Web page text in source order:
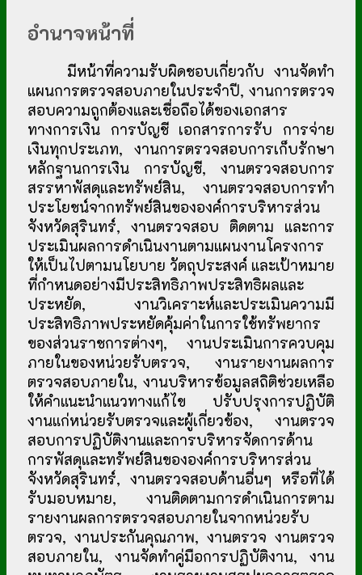
อำนาจหน้าที่
มีหน้าที่ความรับผิดชอบเกี่ยวกับ งานจัดทำ
แผนการตรวจสอบภายในประจำปี, งานการตรวจ
สอบความถูกต้องและเชื่อถือได้ของเอกสาร
ทางการเงิน การบัญชี เอกสารการรับ การจ่าย
เงินทุกประเภท, งานการตรวจสอบการเก็บรักษา
หลักฐานการเงิน การบัญชี, งานตรวจสอบการ
สรรหาพัสดุและทรัพย์สิน, งานตรวจสอบการทำ
ประโยชน์จากทรัพย์สินขององค์การบริหารส่วน
จังหวัดสุรินทร์, งานตรวจสอบ ติดตาม และการ
ประเมินผลการดำเนินงานตามแผนงานโครงการ
ให้เป็นไปตามนโยบาย วัตถุประสงค์ และเป้าหมาย
ที่กำหนดอย่างมีประสิทธิภาพประสิทธิผลและ
ประหยัด, งานวิเคราะห์และประเมินความมี
ประสิทธิภาพประหยัดคุ้มค่าในการใช้ทรัพยากร
ของส่วนราชการต่างๆ, งานประเมินการควบคุม
ภายในของหน่วยรับตรวจ, งานรายงานผลการ
ตรวจสอบภายใน, งานบริหารข้อมูลสถิติช่วยเหลือ
ให้คำแนะนำแนวทางแก้ไข ปรับปรุงการปฏิบัติ
งานแก่หน่วยรับตรวจและผู้เกี่ยวข้อง, งานตรวจ
สอบการปฏิบัติงานและการบริหารจัดการด้าน
การพัสดุและทรัพย์สินขององค์การบริหารส่วน
จังหวัดสุรินทร์, งานตรวจสอบด้านอื่นๆ หรือที่ได้
รับมอบหมาย, งานติดตามการดำเนินการตาม
รายงานผลการตรวจสอบภายในจากหน่วยรับ
ตรวจ, งานประกันคุณภาพ, งานตรวจ งานตรวจ
สอบภายใน, งานจัดทำคู่มือการปฏิบัติงาน, งาน